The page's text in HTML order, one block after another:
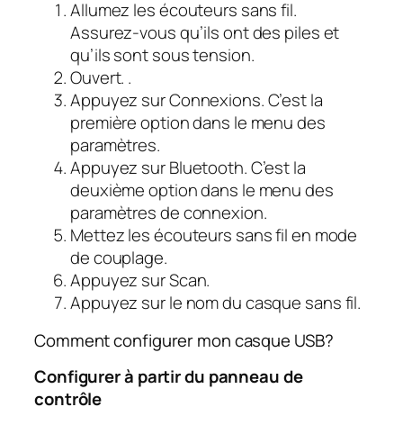
Allumez les écouteurs sans fil.
Assurez-vous qu’ils ont des piles et
qu’ils sont sous tension.
Ouvert. .
Appuyez sur Connexions. C’est la
première option dans le menu des
paramètres.
Appuyez sur Bluetooth. C’est la
deuxième option dans le menu des
paramètres de connexion.
Mettez les écouteurs sans fil en mode
de couplage.
Appuyez sur Scan.
Appuyez sur le nom du casque sans fil.
Comment configurer mon casque USB?
Configurer à partir du panneau de
contrôle